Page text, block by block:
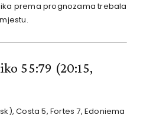
prema prognozama trebala
55:79 (20:15,
Costa 5, Fortes 7, Edoniema